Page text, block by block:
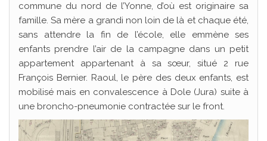
commune du nord de l’Yonne, d’où est originaire sa
famille. Sa mère a grandi non loin de là et chaque été,
sans attendre la fin de l’école, elle emmène ses
enfants prendre l’air de la campagne dans un petit
appartement appartenant à sa sœur, situé 2 rue
François Bernier. Raoul, le père des deux enfants, est
mobilisé mais en convalescence à Dole (Jura) suite à
une broncho-pneumonie contractée sur le front.